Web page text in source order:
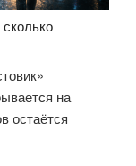
на
остаётся